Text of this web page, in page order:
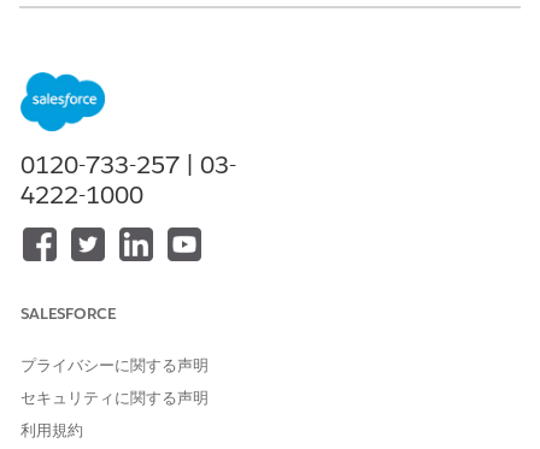
使用可能なエディション: Enterprise Edition および Unlimited
Edition (必要なライセンス
設定するための前提条件
サービスプロセスの対象資格ルールとアクセス制御を設定する
用できるようにする必要があります。Service Process Studio
プロセス定義を同期する前に、次の考慮事項を確認してくださ
例: サービスプロセスの対象資格ルールとユーザーアクセス制
御の設定
サービスプロセスをサービスプロセス商品としてリストし、こ
0120-733-257 | 03-
4222-1000
SALESFORCE
プライバシーに関する声明
セキュリティに関する声明
利用規約